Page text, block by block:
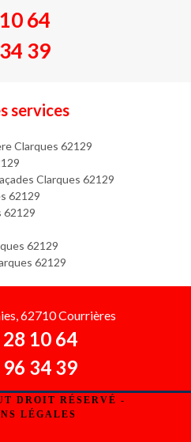
64
39
services
Clarques 62129
Clarques 62129
62129
62129
62129
62129
62710 Courrières
10 64
34 39
DROIT RÉSERVÉ -
LÉGALES